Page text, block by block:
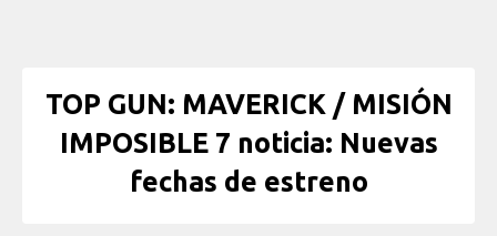
TOP GUN: MAVERICK / MISIÓN
IMPOSIBLE 7 noticia: Nuevas
fechas de estreno